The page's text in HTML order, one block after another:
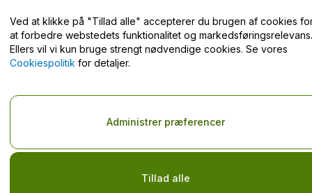
Har du spørgsmål?
Hjælpecenter / Kontakt os
Virksomhedsdetaljer
ogPrivatlivspolitikogCookiepolitikogPrivatlivspolitik for mobil
Ved at klikke på "Tillad alle" accepterer du brugen af cookies
at forbedre webstedets funktionalitet og markedsføringsrelevans.
Ellers vil vi kun bruge strengt nødvendige cookies. Se vores
Cookiespolitik for detaljer.
Tillad alle
Administrer præferencer